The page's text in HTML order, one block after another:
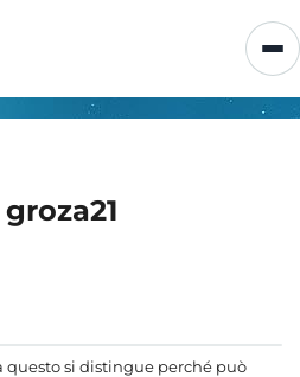
questo si distingue perché può